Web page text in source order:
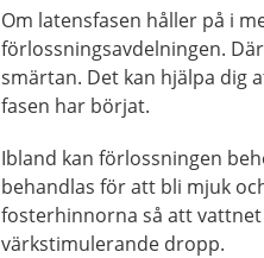
Om latensfasen håller på i
förlossningsavdelningen.
smärtan. Det kan hjälpa dig
fasen har börjat.
Ibland kan förlossningen
behandlas för att bli mjuk
fosterhinnorna så att vattnet
värkstimulerande dropp.